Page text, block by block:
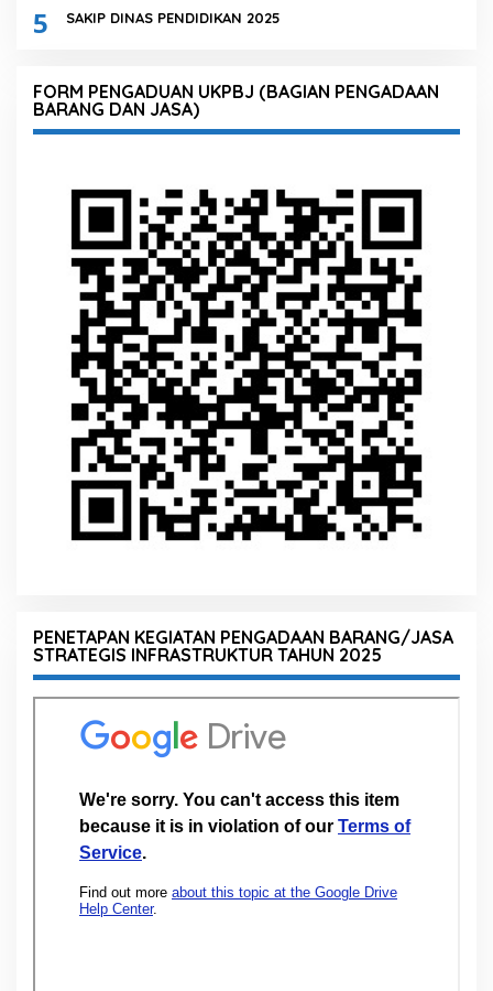
5 SAKIP DINAS PENDIDIKAN 2025
FORM PENGADUAN UKPBJ (BAGIAN PENGADAAN
BARANG DAN JASA)
PENETAPAN KEGIATAN PENGADAAN BARANG/JASA
STRATEGIS INFRASTRUKTUR TAHUN 2025